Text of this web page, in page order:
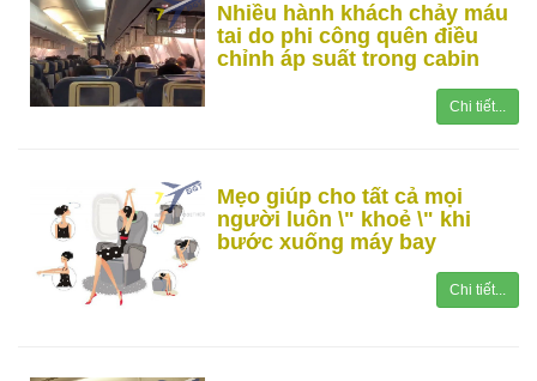
Nhiều hành khách chảy máu
tai do phi công quên điều
chỉnh áp suất trong cabin
Chi tiết...
Mẹo giúp cho tất cả mọi
người luôn \" khoẻ \" khi
bước xuống máy bay
Chi tiết...